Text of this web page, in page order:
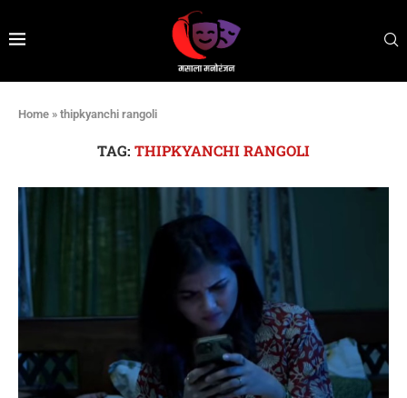
Home » thipkyanchi rangoli
TAG: THIPKYANCHI RANGOLI